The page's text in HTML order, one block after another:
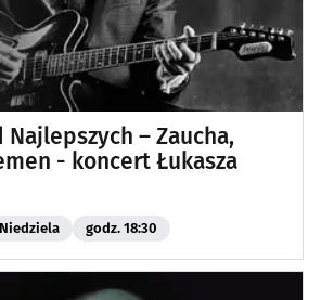
– Zaucha,
- koncert Łukasza
Niedziela godz. 18:30